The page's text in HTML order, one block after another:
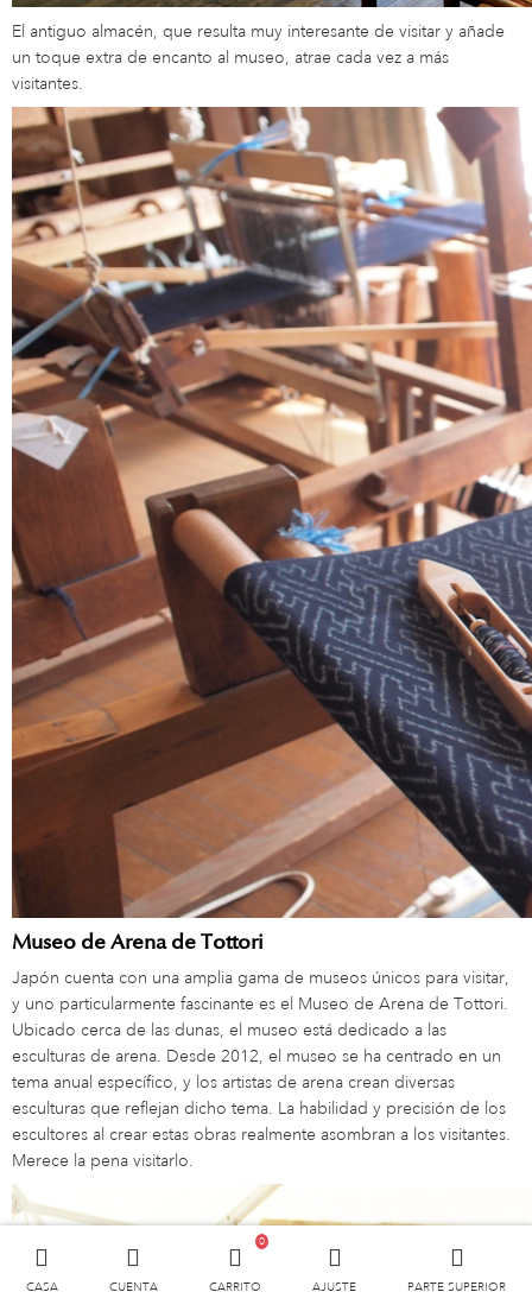
CASA CUENTA CARRITO
0
AJUSTE PARTE SUPERIOR
El antiguo almacén, que resulta muy interesante de visitar y añade
un toque extra de encanto al museo, atrae cada vez a más
visitantes.
Museo de Arena de Tottori
Japón cuenta con una amplia gama de museos únicos para visitar,
y uno particularmente fascinante es el Museo de Arena de Tottori.
Ubicado cerca de las dunas, el museo está dedicado a las
esculturas de arena. Desde 2012, el museo se ha centrado en un
tema anual específico, y los artistas de arena crean diversas
esculturas que reflejan dicho tema. La habilidad y precisión de los
escultores al crear estas obras realmente asombran a los visitantes.
Merece la pena visitarlo.